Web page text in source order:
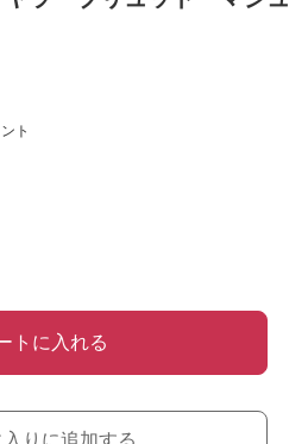
ト
トに入れる
りに追加する